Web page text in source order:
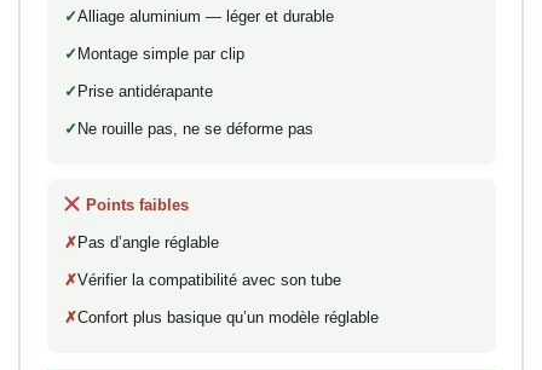
Alliage aluminium — léger et durable
Montage simple par clip
Prise antidérapante
Ne rouille pas, ne se déforme pas
Points faibles
Pas d’angle réglable
Vérifier la compatibilité avec son tube
Confort plus basique qu’un modèle réglable